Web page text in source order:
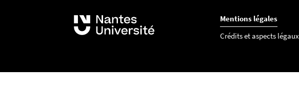
Mentions légales
Crédits et aspects légaux